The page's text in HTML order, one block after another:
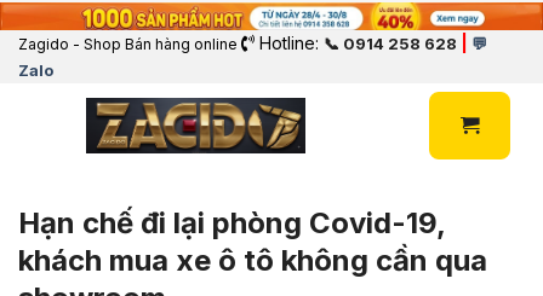
Zagido - Shop Bán hàng online Hotline: 📞 0914 258 628
💬
Zalo
Hạn chế đi lại phòng Covid-19,
khách mua xe ô tô không cần qua